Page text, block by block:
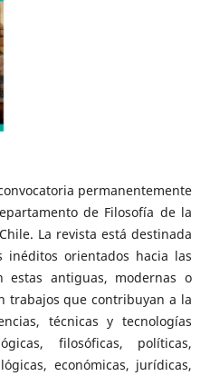
permanentemente
de Filosofía de la
La revista está destinada
orientados hacia las
estas antiguas, modernas o
trabajos que contribuyan a la
técnicas y tecnologías
filosóficas, políticas,
económicas, jurídicas,